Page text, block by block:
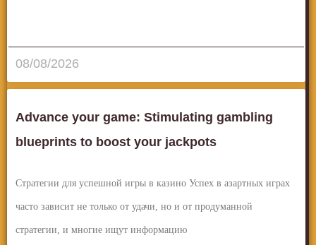
08/08/2026
Advance your game: Stimulating gambling
blueprints to boost your jackpots
Стратегии для успешной игры в казино Успех в азартных играх
часто зависит не только от удачи, но и от продуманной
стратегии, и многие ищут информацию